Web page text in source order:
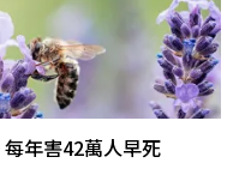
年害42萬人早死